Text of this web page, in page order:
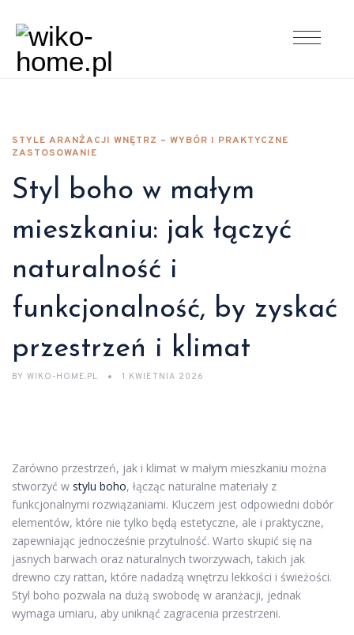
STYLE ARANŻACJI WNĘTRZ – WYBÓR I PRAKTYCZNE
ZASTOSOWANIE
Styl boho w małym
mieszkaniu: jak łączyć
naturalność i
funkcjonalność, by zyskać
przestrzeń i klimat
BY WIKO-HOME.PL 1 KWIETNIA 2026
Zarówno przestrzeń, jak i klimat w małym mieszkaniu można
stworzyć w stylu boho, łącząc naturalne materiały z
funkcjonalnymi rozwiązaniami. Kluczem jest odpowiedni dobór
elementów, które nie tylko będą estetyczne, ale i praktyczne,
zapewniając jednocześnie przytulność. Warto skupić się na
jasnych barwach oraz naturalnych tworzywach, takich jak
drewno czy rattan, które nadadzą wnętrzu lekkości i świeżości.
Styl boho pozwala na dużą swobodę w aranżacji, jednak
wymaga umiaru, aby uniknąć zagracenia przestrzeni.